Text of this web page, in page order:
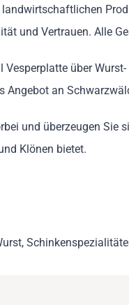
landwirtschaftlichen
und Vertrauen. Alle
Vesperplatte über
Angebot an
und überzeugen Sie
Klönen bietet.